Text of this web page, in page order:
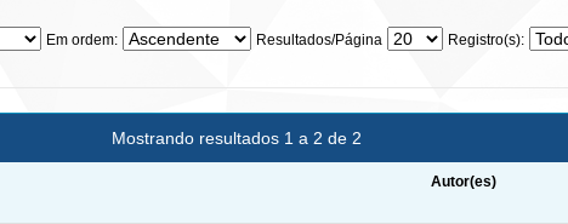
Em ordem: Resultados/Página Registro(s):
Mostrando resultados 1 a 2 de 2
Autor(es)